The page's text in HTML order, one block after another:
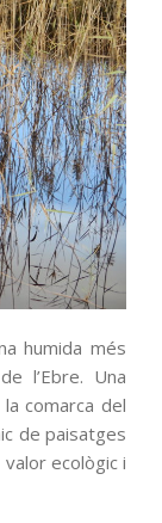
humida més
l’Ebre. Una
comarca del
de paisatges
ecològic i